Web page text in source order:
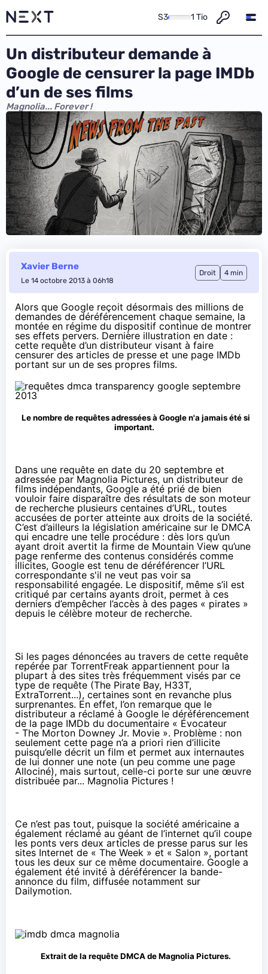
S3 1 Tio
Un distributeur demande à
Google de censurer la page IMDb
d’un de ses films
Magnolia... Forever !
Xavier Berne
Le 14 octobre 2013 à 06h18
Droit 4 min
Alors que Google reçoit désormais des millions de
demandes de déréférencement chaque semaine, la
montée en régime du dispositif continue de montrer
ses effets pervers. Dernière illustration en date :
cette requête d’un distributeur visant à faire
censurer des articles de presse et une page IMDb
portant sur un de ses propres films.
Le nombre de requêtes adressées à Google n'a jamais été si
important.
Dans une requête en date du 20 septembre et
adressée par Magnolia Pictures, un distributeur de
films indépendants, Google a été prié de bien
vouloir faire disparaître des résultats de son moteur
de recherche plusieurs centaines d’URL, toutes
accusées de porter atteinte aux droits de la société.
C’est d’ailleurs la législation américaine sur le DMCA
qui encadre une telle procédure : dès lors qu’un
ayant droit avertit la firme de Mountain View qu’une
page renferme des contenus considérés comme
illicites, Google est tenu de déréférencer l’URL
correspondante s'il ne veut pas voir sa
responsabilité engagée. Le dispositif, même s’il est
critiqué par certains ayants droit, permet à ces
derniers d’empêcher l’accès à des pages « pirates »
depuis le célèbre moteur de recherche.
Si les pages dénoncées au travers de cette requête
repérée par TorrentFreak appartiennent pour la
plupart à des sites très fréquemment visés par ce
type de requête (The Pirate Bay, H33T,
ExtraTorrent...), certaines sont en revanche plus
surprenantes. En effet, l’on remarque que le
distributeur a réclamé à Google le déréférencement
de la page IMDb du documentaire « Évocateur
- The Morton Downey Jr. Movie ». Problème : non
seulement cette page n’a a priori rien d’illicite
puisqu’elle décrit un film et permet aux internautes
de lui donner une note (un peu comme une page
Allociné), mais surtout, celle-ci porte sur une œuvre
distribuée par... Magnolia Pictures !
Ce n’est pas tout, puisque la société américaine a
également réclamé au géant de l’internet qu’il coupe
les ponts vers deux articles de presse parus sur les
sites Internet de « The Week » et « Salon », portant
tous les deux sur ce même documentaire. Google a
également été invité à déréférencer la bande-
annonce du film, diffusée notamment sur
Dailymotion.
Extrait de la requête DMCA de Magnolia Pictures.